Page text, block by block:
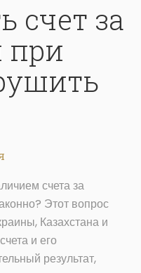
счет за
при
счета за
Этот вопрос
Казахстана и
и его
результат,